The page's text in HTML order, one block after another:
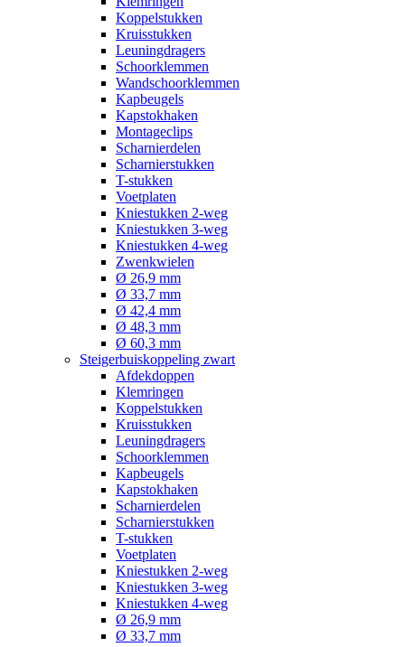
Koppelstukken
Kruisstukken
Leuningdragers
Schoorklemmen
Wandschoorklemmen
Kapbeugels
Kapstokhaken
Montageclips
Scharnierdelen
Scharnierstukken
T-stukken
Voetplaten
Kniestukken 2-weg
Kniestukken 3-weg
Kniestukken 4-weg
Zwenkwielen
Ø 26,9 mm
Ø 33,7 mm
Ø 42,4 mm
Ø 48,3 mm
Ø 60,3 mm
Steigerbuiskoppeling zwart
Afdekdoppen
Klemringen
Koppelstukken
Kruisstukken
Leuningdragers
Schoorklemmen
Kapbeugels
Kapstokhaken
Scharnierdelen
Scharnierstukken
T-stukken
Voetplaten
Kniestukken 2-weg
Kniestukken 3-weg
Kniestukken 4-weg
Ø 26,9 mm
Ø 33,7 mm